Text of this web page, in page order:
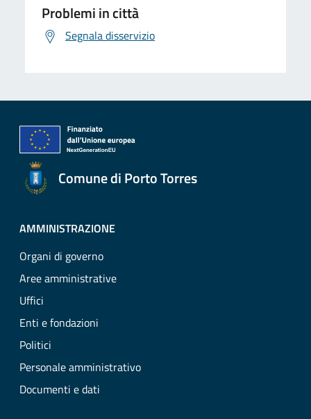
Problemi in città
Segnala disservizio
Comune di Porto Torres
AMMINISTRAZIONE
Organi di governo
Aree amministrative
Uffici
Enti e fondazioni
Politici
Personale amministrativo
Documenti e dati